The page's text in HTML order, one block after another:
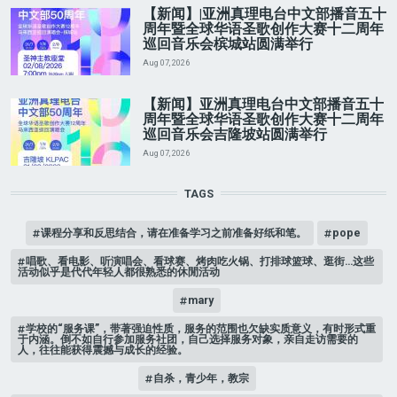
【新闻】|亚洲真理电台中文部播音五十
周年暨全球华语圣歌创作大赛十二周年
巡回音乐会槟城站圆满举行
Aug 07, 2026
【新闻】亚洲真理电台中文部播音五十
周年暨全球华语圣歌创作大赛十二周年
巡回音乐会吉隆坡站圆满举行
Aug 07, 2026
TAGS
课程分享和反思结合，请在准备学习之前准备好纸和笔。 pope
唱歌、看电影、听演唱会、看球赛、烤肉吃火锅、打排球篮球、逛街…这些
活动似乎是代代年轻人都很熟悉的休閒活动
mary
学校的“服务课”，带著强迫性质，服务的范围也欠缺实质意义，有时形式重
于内涵。倒不如自行参加服务社团，自己选择服务对象，亲自走访需要的
人，往往能获得震撼与成长的经验。
自杀，青少年，教宗